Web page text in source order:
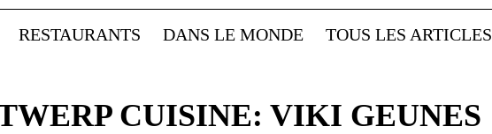
RESTAURANTS DANS LE MONDE TOUS LES ARTICLES
CUISINE: VIKI GEUNES